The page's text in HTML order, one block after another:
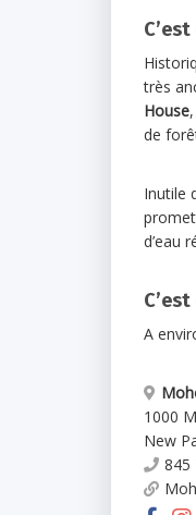
très
House
de
Inutile
d’eau
C’est
A
1000
New
845